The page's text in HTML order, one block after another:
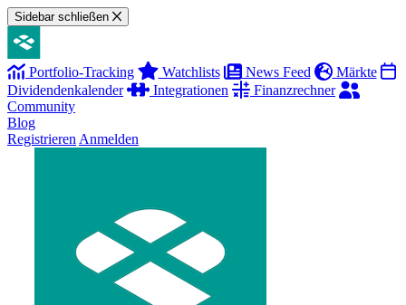
Sidebar schließen
Portfolio-Tracking Watchlists News Feed
Märkte
Dividendenkalender
Integrationen
Finanzrechner
Community
Blog
Registrieren Anmelden